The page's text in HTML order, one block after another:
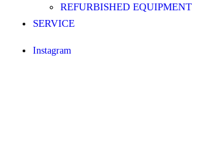
REFURBISHED EQUIPMENT
SERVICE
Instagram